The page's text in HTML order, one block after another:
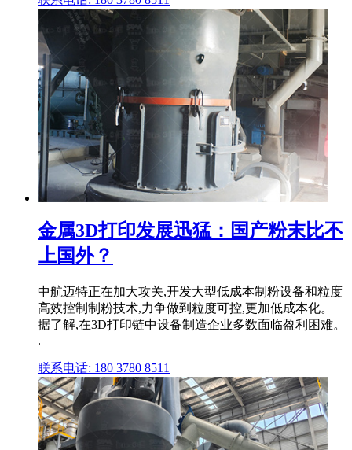
金属3D打印发展迅猛：国产粉末比不
上国外？
中航迈特正在加大攻关,开发大型低成本制粉设备和粒度
高效控制制粉技术,力争做到粒度可控,更加低成本化。
据了解,在3D打印链中设备制造企业多数面临盈利困难。
.
联系电话: 180 3780 8511